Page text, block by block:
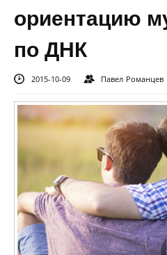
ориентацию
по ДНК
2015-10-09 Павел Романцев